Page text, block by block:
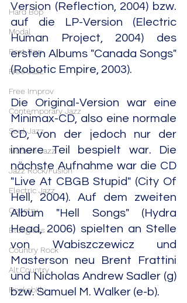
Hard Bop
Modal
Post Bop
Free Jazz
Free Improv
Contemporary Jazz
Soul Jazz
Modern Jazz
Jazz Rock/Fusion
Electric Jazz
Country
Bluegrass
Country Rock
Alt.Country
Rockabilly
Version (Reflection, 2004) bzw.
auf die LP-Version (Electric
Human Project, 2004) des
ersten Albums "Canada Songs"
(Robotic Empire, 2003).
Die Original-Version war eine
Minimax-CD, also eine normale
CD, von der jedoch nur der
innere Teil bespielt war. Die
nächste Aufnahme war die CD
"Live At CBGB Stupid" (City Of
Hell, 2004). Auf dem zweiten
Album "Hell Songs" (Hydra
Head, 2006) spielten an Stelle
von Wabiszczewicz und
Masterson neu Brent Frattini
und Nicholas Andrew Sadler (g)
bzw. Samuel M. Walker (e-b).